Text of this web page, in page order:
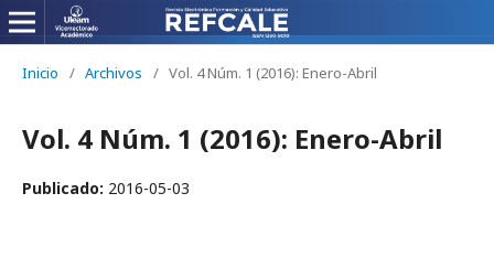
Inicio / Archivos / Vol. 4 Núm. 1 (2016): Enero-Abril
Vol. 4 Núm. 1 (2016): Enero-Abril
Publicado: 2016-05-03